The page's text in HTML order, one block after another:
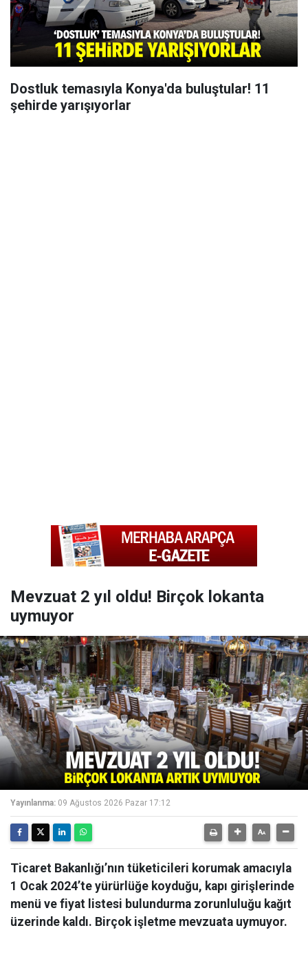
Dostluk temasıyla Konya'da buluştular! 11
şehirde yarışıyorlar
Mevzuat 2 yıl oldu! Birçok lokanta
uymuyor
Yayınlanma: 09 Ağustos 2026 Pazar 17:12
Ticaret Bakanlığı’nın tüketicileri korumak amacıyla
1 Ocak 2024’te yürürlüğe koyduğu, kapı girişlerinde
menü ve fiyat listesi bulundurma zorunluluğu kağıt
üzerinde kaldı. Birçok işletme mevzuata uymuyor.